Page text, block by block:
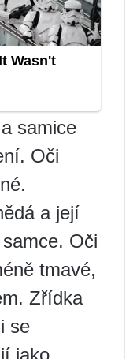
samice
Oči
a její
Oči
tmavé,
Zřídka
se